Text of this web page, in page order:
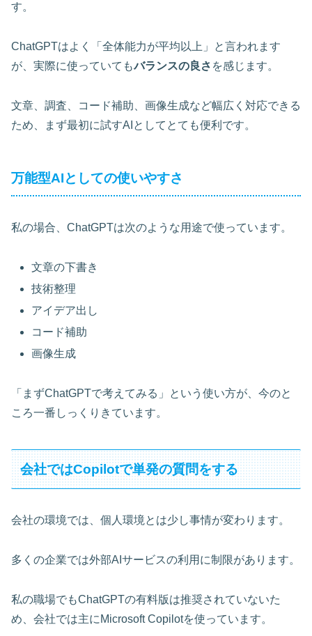
す。
ChatGPTはよく「全体能力が平均以上」と言われます
が、実際に使っていてもバランスの良さ を感じます。
文章、調査、コード補助、画像生成など幅広く対応できる
ため、まず最初に試すAIとしてとても便利です。
万能型AIとしての使いやすさ
私の場合、ChatGPTは次のような用途で使っています。
文章の下書き
技術整理
アイデア出し
コード補助
画像生成
「まずChatGPTで考えてみる」という使い方が、今のと
ころ一番しっくりきています。
会社ではCopilotで単発の質問をする
会社の環境では、個人環境とは少し事情が変わります。
多くの企業では外部AIサービスの利用に制限があります。
私の職場でもChatGPTの有料版は推奨されていないた
め、会社では主にMicrosoft Copilotを使っています。